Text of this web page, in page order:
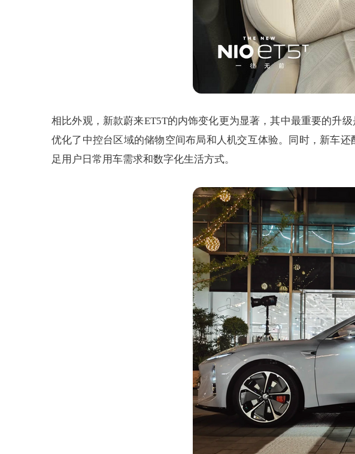
相比外观，新款蔚来ET5T的内饰变化更为显著，其中最重要的升
优化了中控台区域的储物空间布局和人机交互体验。同时，新车
足用户日常用车需求和数字化生活方式。